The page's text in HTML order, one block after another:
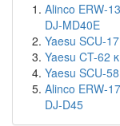
Alinco ERW-
DJ-MD40E
Yaesu SCU-
Yaesu CT-
Yaesu SCU-
Alinco ERW-
DJ-D45